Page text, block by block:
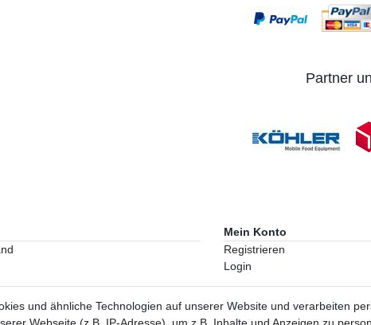
Partner
Mein Konto
Registrieren
Login
und ähnliche Technologien auf unserer Website und verarbeiten